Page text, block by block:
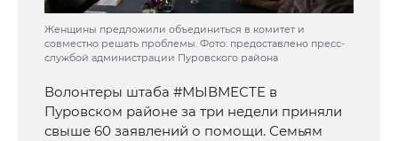
Женщины предложили объединиться в комитет и
совместно решать проблемы. Фото: предоставлено пресс-
службой администрации Пуровского района
Волонтеры штаба #МЫВМЕСТЕ в
Пуровском районе за три недели приняли
свыше 60 заявлений о помощи. Семьям